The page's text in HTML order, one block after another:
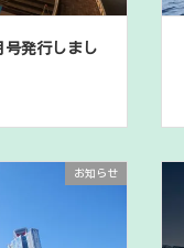
号発行しまし
お知らせ